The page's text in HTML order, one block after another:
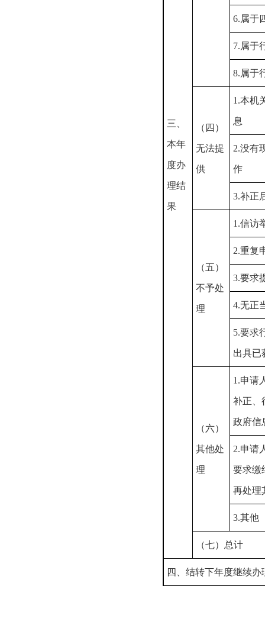
三、
本年
度办
理结
果
6.属于
7.属于
8.属于
（四）
无法提
供
1.本机
息
2.没有
作
3.补正
（五）
不予处
理
1.信访
2.重复
3.要求
4.无正
5.要求
出具已
（六）
其他处
理
1.申请
补正、
政府信
2.申请
要求缴
再处理
3.其他
（七）总计
四、结转下年度继续办